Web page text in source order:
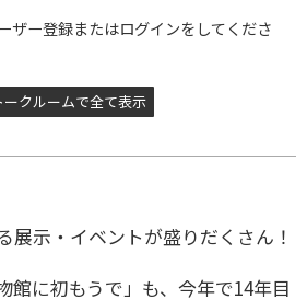
ザー登録またはログインをしてくださ
クルームで全て表示
展示・イベントが盛りだくさん！
館に初もうで」も、今年で14年目